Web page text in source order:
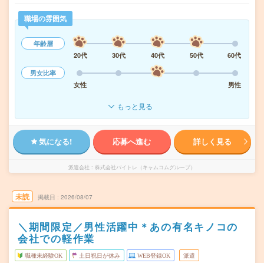
職場の雰囲気
年齢層
20代
30代 40代 50代
60代
男女比率
女性
男性
もっと見る
気になる! 応募へ進む 詳しく見る
派遣会社 株式会社バイトレ（キャムコムグループ）
未読 掲載日 2026/08/07
＼期間限定／男性活躍中＊あの有名キノコの
会社での軽作業
職種未経験OK 土日祝日が休み WEB登録OK 派遣